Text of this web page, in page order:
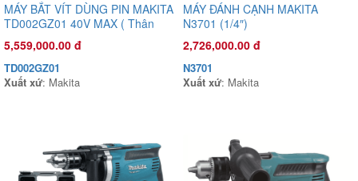
MÁY BẮT VÍT DÙNG PIN MAKITA
TD002GZ01 40V MAX ( Thân
máy)
5,559,000.00 đ
TD002GZ01
Xuất xứ: Makita
MÁY ĐÁNH CẠNH MAKITA
N3701 (1/4″)
2,726,000.00 đ
N3701
Xuất xứ: Makita